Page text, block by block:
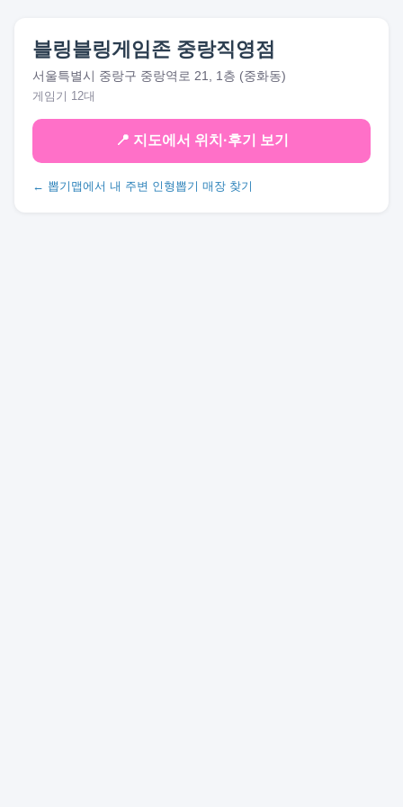
블링블링게임존 중랑직영점
서울특별시 중랑구 중랑역로 21, 1층 (중화동)
게임기 12대
📍 지도에서 위치·후기 보기
← 뽑기맵에서 내 주변 인형뽑기 매장 찾기